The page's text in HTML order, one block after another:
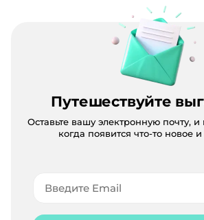
Путешествуйте
Оставьте вашу электронную почту,
когда появится что-то новое